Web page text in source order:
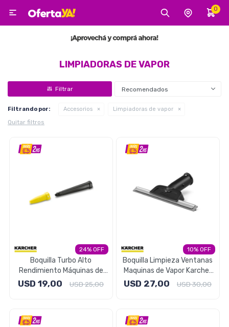
0

LIMPIADORAS DE VAPOR
Recomendados
Filtrando por: Accesorios Limpiadoras de vapor
Quitar filtros
24
Boquilla Turbo Alto
Rendimiento Máquinas de
Vapor Karcher SC
USD 19,00 USD25,00
10
Boquilla Limpieza Ventanas
Maquinas de Vapor Karcher
SC
USD 27,00 USD30,00
MI CUENTA
Tecnología
Tv, Audio y Video
Gaming